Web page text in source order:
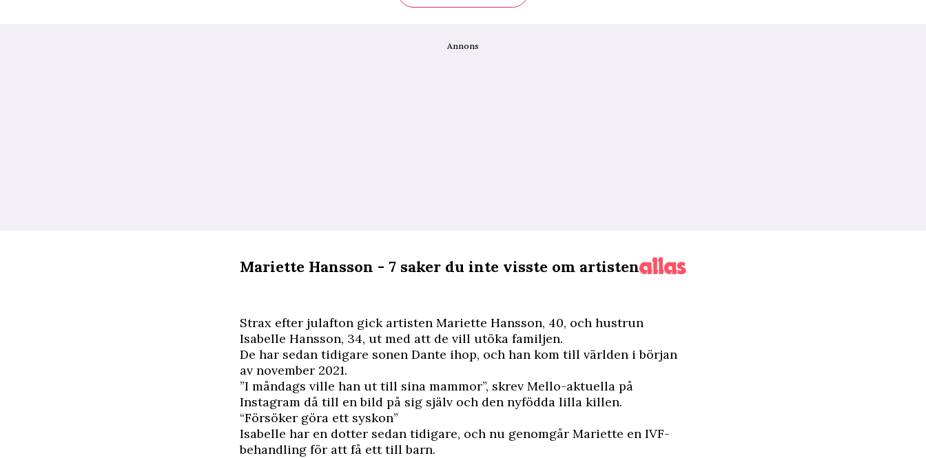
Annons
Mariette Hansson - 7 saker du inte visste om artisten
Strax efter julafton gick artisten Mariette Hansson, 40, och hustrun
Isabelle Hansson, 34, ut med att de vill utöka familjen.
De har sedan tidigare sonen Dante ihop, och han kom till världen i början
av november 2021.
”I måndags ville han ut till sina mammor”, skrev Mello-aktuella på
Instagram då till en bild på sig själv och den nyfödda lilla killen.
“Försöker göra ett syskon”
Isabelle har en dotter sedan tidigare, och nu genomgår Mariette en IVF-
behandling för att få ett till barn.